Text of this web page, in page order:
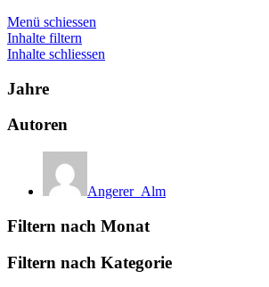
Menü schiessen
Inhalte filtern
Inhalte schliessen
Jahre
Autoren
Angerer_Alm
Filtern nach Monat
Filtern nach Kategorie